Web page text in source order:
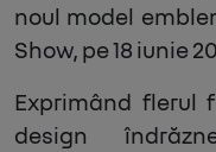
noul model
Show, pe 18 iunie
Exprimând flerul
design